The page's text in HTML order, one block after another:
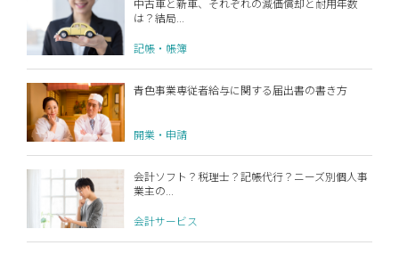
は？結局...
記帳・帳簿
青色事業専従者給与に関する届出書の書き方
開業・申請
会計ソフト？税理士？記帳代行？ニーズ別個人事
業主の...
会計サービス